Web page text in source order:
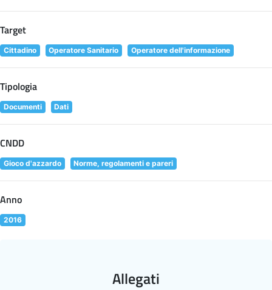
Target
Cittadino Operatore Sanitario Operatore dell'informazione
Tipologia
Documenti Dati
CNDD
Gioco d'azzardo Norme, regolamenti e pareri
Anno
2016
Allegati